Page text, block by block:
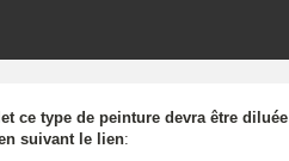
ce type de peinture devra être
suivant le lien: